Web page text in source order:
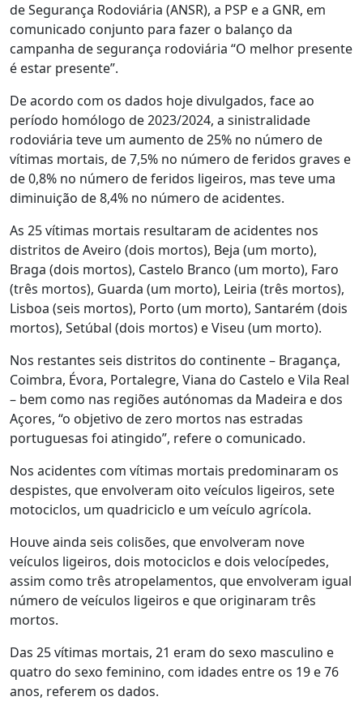
de Segurança Rodoviária (ANSR), a PSP e a GNR, em
comunicado conjunto para fazer o balanço da
campanha de segurança rodoviária “O melhor presente
é estar presente”.
De acordo com os dados hoje divulgados, face ao
período homólogo de 2023/2024, a sinistralidade
rodoviária teve um aumento de 25% no número de
vítimas mortais, de 7,5% no número de feridos graves e
de 0,8% no número de feridos ligeiros, mas teve uma
diminuição de 8,4% no número de acidentes.
As 25 vítimas mortais resultaram de acidentes nos
distritos de Aveiro (dois mortos), Beja (um morto),
Braga (dois mortos), Castelo Branco (um morto), Faro
(três mortos), Guarda (um morto), Leiria (três mortos),
Lisboa (seis mortos), Porto (um morto), Santarém (dois
mortos), Setúbal (dois mortos) e Viseu (um morto).
Nos restantes seis distritos do continente – Bragança,
Coimbra, Évora, Portalegre, Viana do Castelo e Vila Real
– bem como nas regiões autónomas da Madeira e dos
Açores, “o objetivo de zero mortos nas estradas
portuguesas foi atingido”, refere o comunicado.
Nos acidentes com vítimas mortais predominaram os
despistes, que envolveram oito veículos ligeiros, sete
motociclos, um quadriciclo e um veículo agrícola.
Houve ainda seis colisões, que envolveram nove
veículos ligeiros, dois motociclos e dois velocípedes,
assim como três atropelamentos, que envolveram igual
número de veículos ligeiros e que originaram três
mortos.
Das 25 vítimas mortais, 21 eram do sexo masculino e
quatro do sexo feminino, com idades entre os 19 e 76
anos, referem os dados.